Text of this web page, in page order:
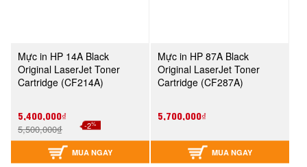
Mực in HP 14A Black
Original LaserJet Toner
Cartridge (CF214A)
5,400,000₫
5,500,000₫ -2%
MUA NGAY
Mực in HP 87A Black
Original LaserJet Toner
Cartridge (CF287A)
5,700,000₫
MUA NGAY